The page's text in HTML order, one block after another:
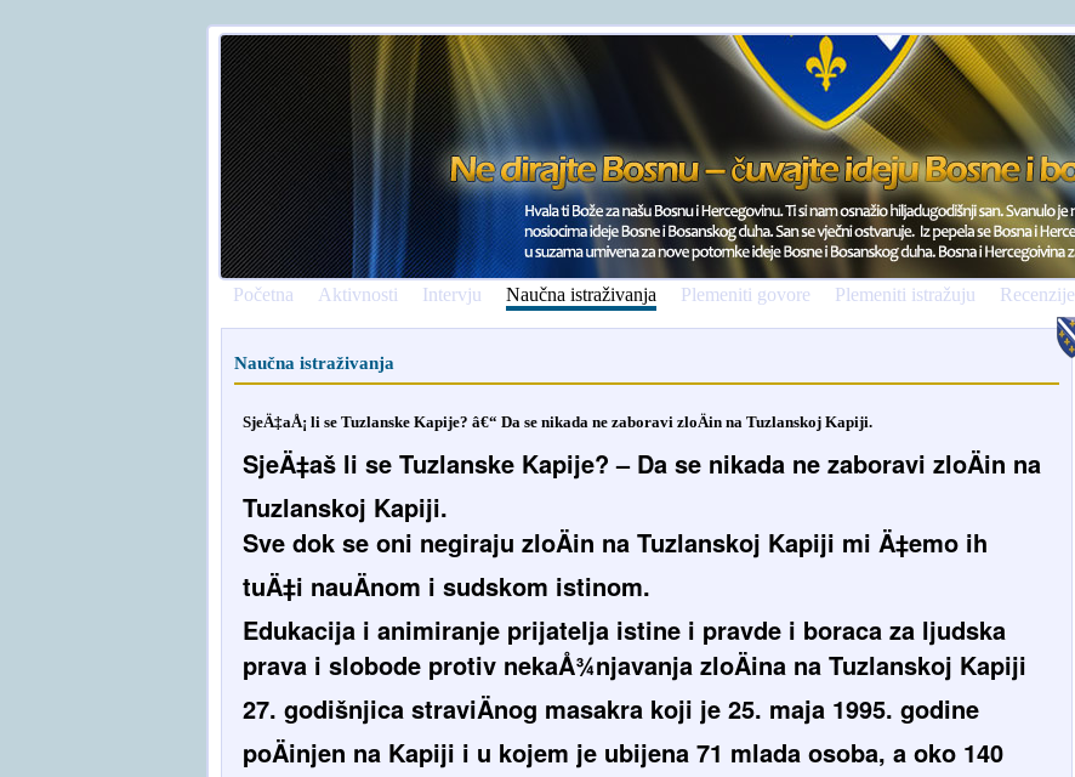
Početna Aktivnosti Intervju Naučna istraživanja Plemeniti govore Plemeniti istražuju Recenzije
Naučna istraživanja
SjeÄ‡aÅ¡ li se Tuzlanske Kapije? â€“ Da se nikada ne zaboravi zloÄin na Tuzlanskoj Kapiji.
SjeÄ‡aš li se Tuzlanske Kapije? – Da se nikada ne zaboravi zloÄin na
Tuzlanskoj Kapiji.
Sve dok se oni negiraju zloÄin na Tuzlanskoj Kapiji mi Ä‡emo ih
tuÄ‡i nauÄnom i sudskom istinom.
Edukacija i animiranje prijatelja istine i pravde i boraca za ljudska
prava i slobode protiv nekaÅ¾njavanja zloÄina na Tuzlanskoj Kapiji
27. godišnjica straviÄnog masakra koji je 25. maja 1995. godine
poÄinjen na Kapiji i u kojem je ubijena 71 mlada osoba, a oko 140